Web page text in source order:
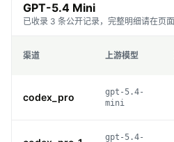
GPT-5.4 Mini
已收录 3 条公开记录，完整明细请在页面
渠道 上游模型
codex_pro
gpt-5.4-
mini
gpt-5.4-